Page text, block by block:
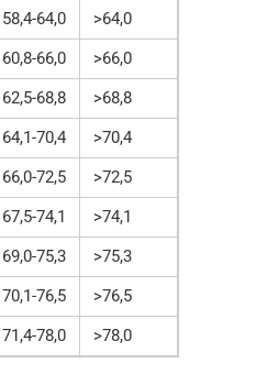
58,4-64,0
>64,0
60,8-66,0
>66,0
62,5-68,8
>68,8
64,1-70,4
>70,4
66,0-72,5
>72,5
67,5-74,1
>74,1
69,0-75,3
>75,3
70,1-76,5
>76,5
71,4-78,0 >78,0